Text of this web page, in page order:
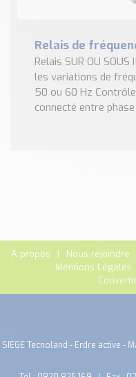
Relais de
Relais SUR OU
les variations de
50 ou 60 Hz
connecté entre phase
A propos Nous rejoindre
Mentions Légales
SIEGE Tecnoland - Erdre active -